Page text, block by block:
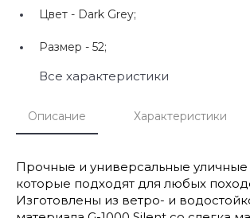
Цвет - Dark Grey;
Размер - 52;
Все характеристики
Описание Характеристики
Прочные и универсальные
которые подходят для любых
Изготовлены из ветро- и